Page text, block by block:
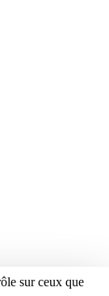
sur ceux que